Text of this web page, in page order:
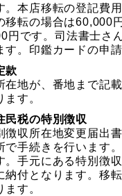
。本店移転の登記費
移転の場合は60,000
円です。司法書士さ
す。印鑑カードの申
款
在地が、番地まで記
ます。
民税の特別徴収
徴収所在地変更届出
で手続きを行います
。手元にある特別徴
納付となります。移
ます。